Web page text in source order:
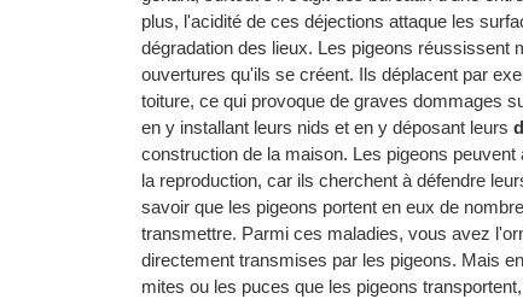
plus, l'acidité de ces déjections attaque les
dégradation des lieux. Les pigeons réussissent
ouvertures qu'ils se créent. Ils déplacent par
toiture, ce qui provoque de graves dommages
en y installant leurs nids et en y déposant leurs
construction de la maison. Les pigeons
la reproduction, car ils cherchent à défendre
savoir que les pigeons portent en eux de
transmettre. Parmi ces maladies, vous avez
directement transmises par les pigeons. Mais
mites ou les puces que les pigeons